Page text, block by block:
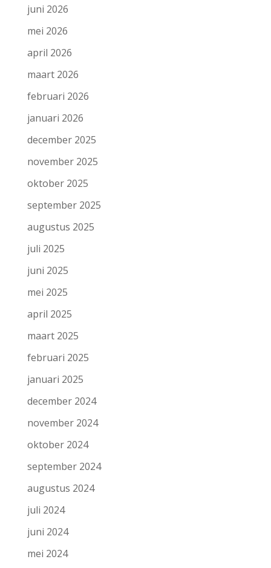
juni 2026
mei 2026
april 2026
maart 2026
februari 2026
januari 2026
december 2025
november 2025
oktober 2025
september 2025
augustus 2025
juli 2025
juni 2025
mei 2025
april 2025
maart 2025
februari 2025
januari 2025
december 2024
november 2024
oktober 2024
september 2024
augustus 2024
juli 2024
juni 2024
mei 2024